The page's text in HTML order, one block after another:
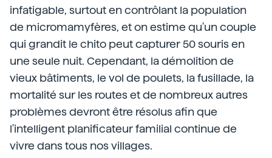
infatigable, surtout en contrôlant la population
de micromamyfères, et on estime qu'un couple
qui grandit le chito peut capturer 50 souris en
une seule nuit. Cependant, la démolition de
vieux bâtiments, le vol de poulets, la fusillade, la
mortalité sur les routes et de nombreux autres
problèmes devront être résolus afin que
l'intelligent planificateur familial continue de
vivre dans tous nos villages.